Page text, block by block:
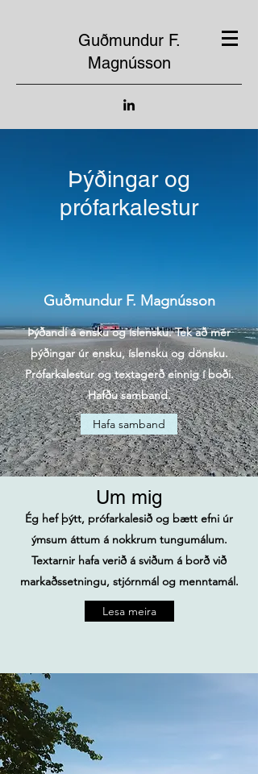
Guðmundur F.
Magnússon
Þýðingar og
prófarkalestur
Guðmundur F. Magnússon
Þýðandi á ensku og íslensku. Tek að mér
þýðingar úr ensku, íslensku og dönsku.
Prófarkalestur og textagerð einnig í boði.
Hafðu samband.
Hafa samband
Um mig
Ég hef þýtt, prófarkalesið og bætt efni úr
ýmsum áttum á nokkrum tungumálum.
Textarnir hafa verið á sviðum á borð við
markaðssetningu, stjórnmál og menntamál.
Lesa meira